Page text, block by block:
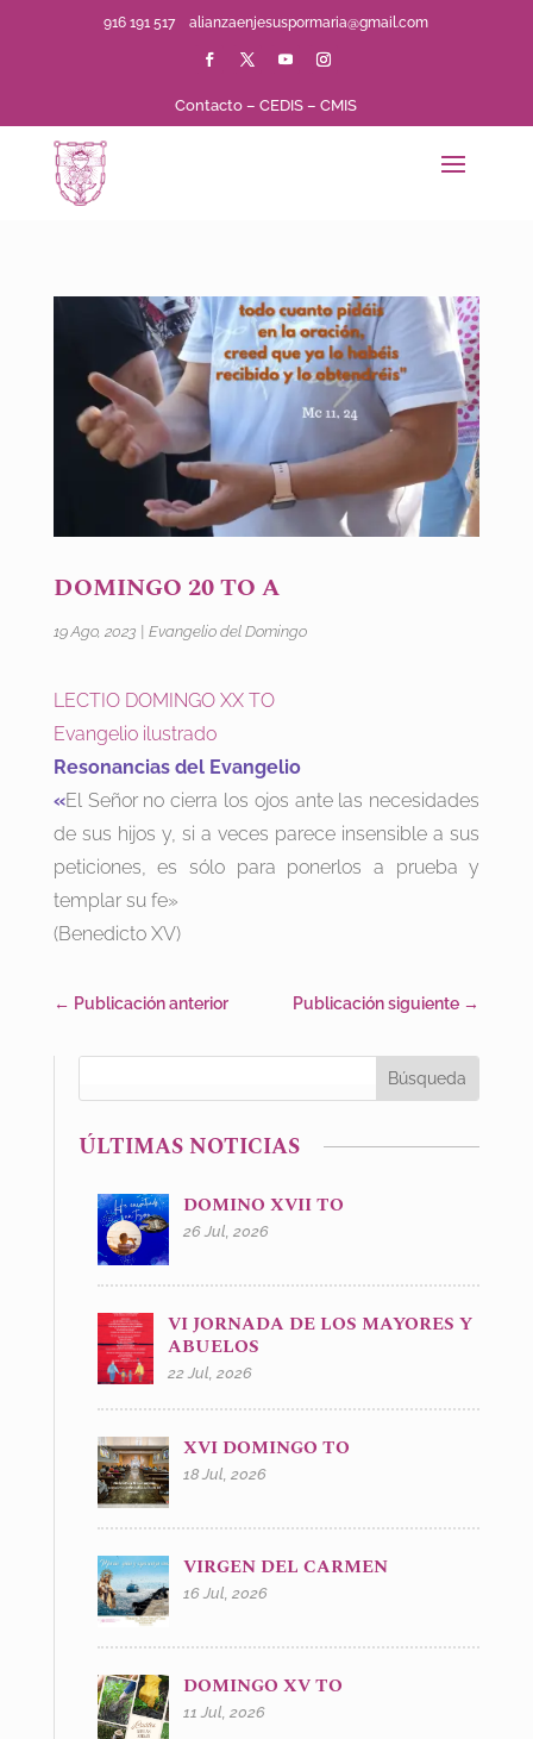
916 191 517alianzaenjesuspormaria@gmail.com
Contacto –CEDIS –CMIS
DOMINGO 20 TO A
19 Ago, 2023 Evangelio del Domingo
LECTIO DOMINGO XX TO
Evangelio ilustrado
Resonancias del Evangelio
«El Señor no cierra los ojos ante las necesidades
de sus hijos y, si a veces parece insensible a sus
peticiones, es sólo para ponerlos a prueba y
templar su fe»
(Benedicto XV)
← Publicación anterior Publicación siguiente →
ÚLTIMAS NOTICIAS
DOMINO XVII TO
26 Jul, 2026
VI JORNADA DE LOS MAYORES Y
ABUELOS
22 Jul, 2026
XVI DOMINGO TO
18 Jul, 2026
VIRGEN DEL CARMEN
16 Jul, 2026
DOMINGO XV TO
11 Jul, 2026